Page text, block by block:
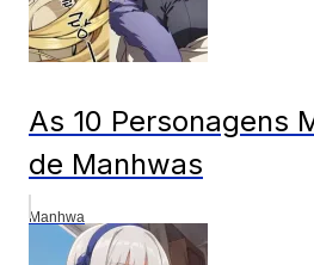
As 10 Personagens
de Manhwas
Manhwa